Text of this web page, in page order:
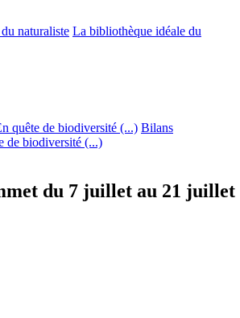
naturaliste La bibliothèque idéale du
quête de biodiversité (...) Bilans
de biodiversité (...)
du 7 juillet au 21 juillet